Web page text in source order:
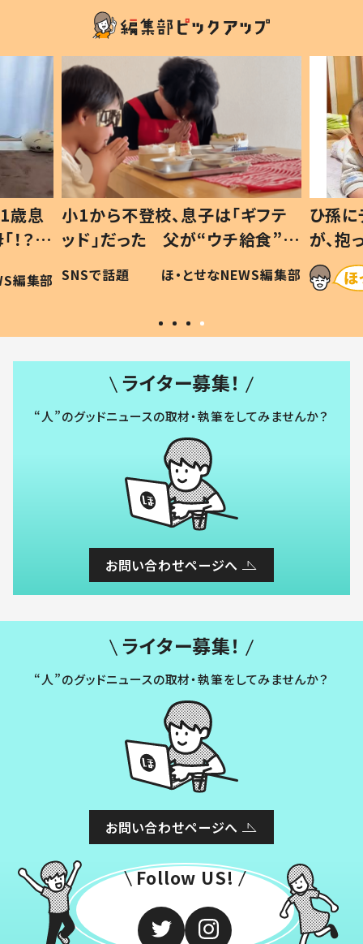
歳息
？」
編集部
小1から不登校、息子は「ギフテ
ッド」だった 父が“ウチ給食”を
作り続ける理由とは #令和の親
#令和の子
SNSで話題 ほ・とせなNEWS編集部
ひ孫
が、
「涙が
い」
ライター募集！
“人”のグッドニュースの取材・執筆をしてみませんか？
お問い合わせページへ
ライター募集！
“人”のグッドニュースの取材・執筆をしてみませんか？
お問い合わせページへ
Follow US!